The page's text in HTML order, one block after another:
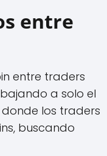
entre
entre traders
a solo el
los traders
buscando